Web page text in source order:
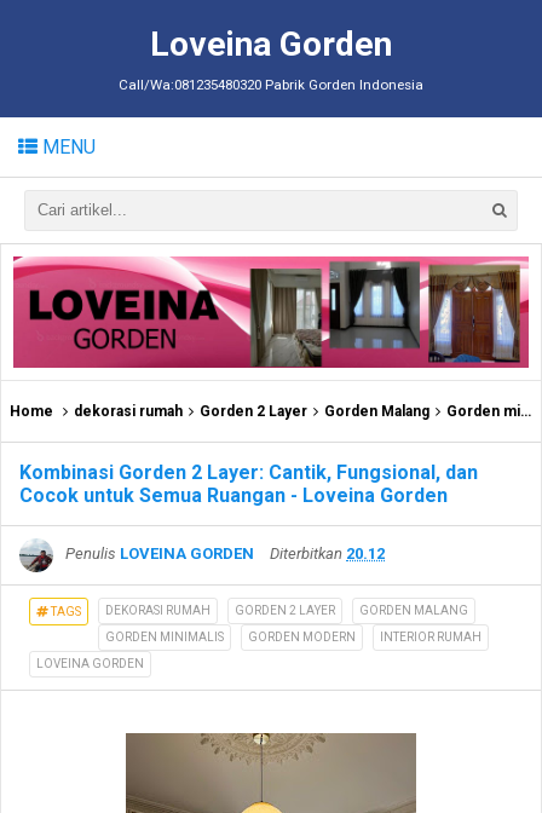
Loveina Gorden
Call/Wa:081235480320 Pabrik Gorden Indonesia
MENU
Home dekorasi rumah Gorden 2 Layer Gorden Malang Gorden minimalis
Kombinasi Gorden 2 Layer: Cantik, Fungsional, dan
Cocok untuk Semua Ruangan - Loveina Gorden
Penulis LOVEINA GORDEN Diterbitkan 20.12
TAGS DEKORASI RUMAH GORDEN 2 LAYER
GORDEN MALANG
GORDEN MINIMALIS
GORDEN MODERN
INTERIOR RUMAH
LOVEINA GORDEN